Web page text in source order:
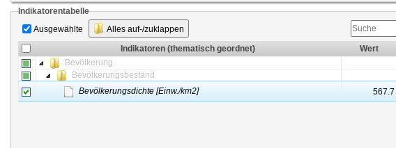
Indikatorentabelle
Ausgewählte
Alles auf-/zuklappen
Indikatoren (thematisch geordnet) Wert
Bevölkerung
Bevölkerungsbestand
Bevölkerungsdichte [Einw./km2]
567.7